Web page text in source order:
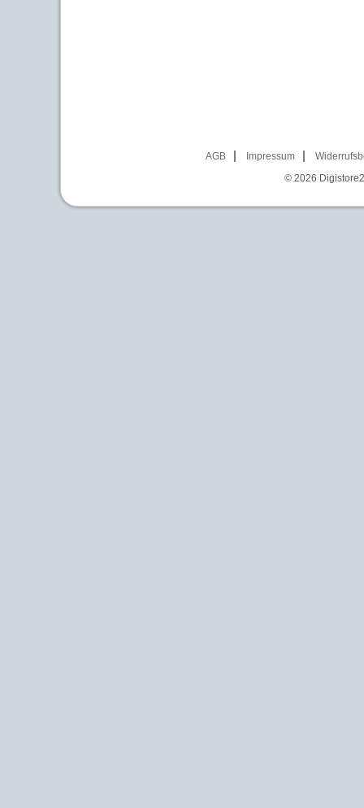
AGB Impressum
© 2026